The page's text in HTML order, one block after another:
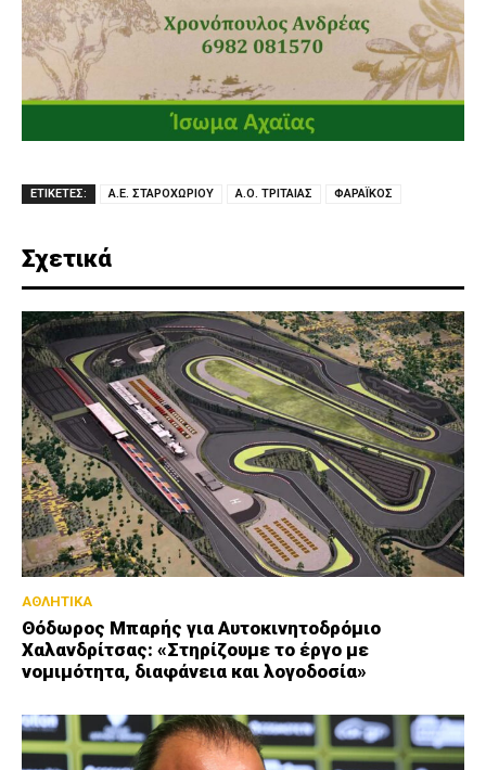
ΕΤΙΚΕΤΕΣ: Α.Ε. ΣΤΑΡΟΧΩΡΙΟΥ Α.Ο. ΤΡΙΤΑΙΑΣ ΦΑΡΑΪΚΟΣ
Σχετικά
ΑΘΛΗΤΙΚΑ
Θόδωρος Μπαρής για Αυτοκινητοδρόμιο
Χαλανδρίτσας: «Στηρίζουμε το έργο με
νομιμότητα, διαφάνεια και λογοδοσία»